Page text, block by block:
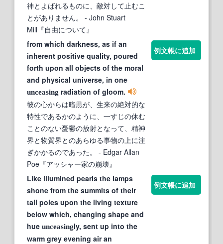
神とよばれるものに、敵対して止むこ
とがありません。
- John Stuart
Mill『自由について』
from which darkness, as if an
inherent positive quality, poured
forth upon all objects of the moral
and physical universe, in one
unceasing radiation of gloom.
彼の心からは暗黒が、生来の絶対的な
特性であるかのように、一すじの休む
ことのない憂鬱の放射となって、精神
界と物質界とのあらゆる事物の上に注
ぎかかるのであった。
- Edgar Allan
Poe『アッシャー家の崩壊』
例文帳に追加
Like illumined pearls the lamps
shone from the summits of their
tall poles upon the living texture
below which, changing shape and
hue unceasingly, sent up into the
warm grey evening air an
例文帳に追加